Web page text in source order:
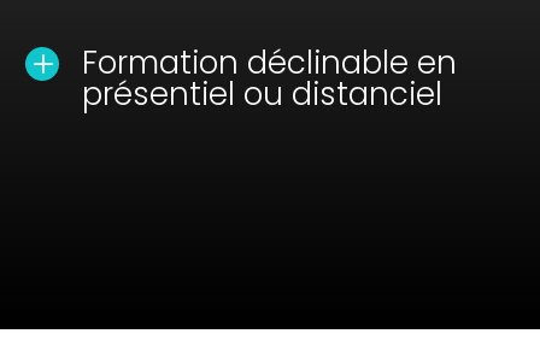
L Formation déclinable en
présentiel ou distanciel